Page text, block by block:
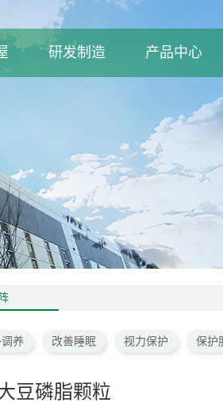
研发制造 产品中心
养 改善睡眠 视力保护 保护
豆磷脂颗粒